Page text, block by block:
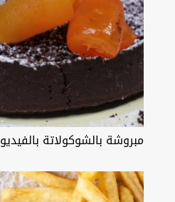
مبروشة بالشوكولاتة بالفيديو